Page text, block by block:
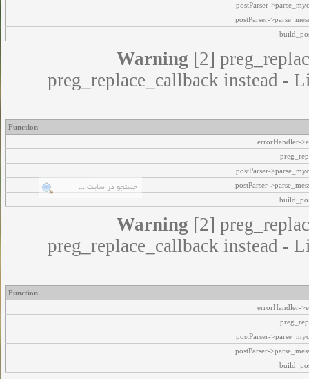
postParser-
postParser-
Warning [2]
preg_replace_callback instead -
Function
errorHandler-
postParser-
postParser-
Warning [2]
preg_replace_callback instead -
Function
errorHandler-
postParser-
postParser-